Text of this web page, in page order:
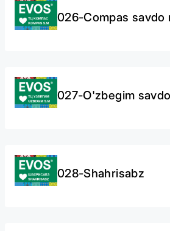
026-Compas savdo
027-O'zbegim
028-Shahrisabz